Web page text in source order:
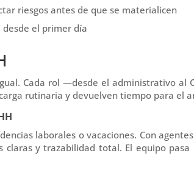
riesgos antes de que se materialicen
el primer día
Cada rol —desde el administrativo al
rutinaria y devuelven tiempo para el
laborales o vacaciones. Con
y trazabilidad total. El equipo pasa